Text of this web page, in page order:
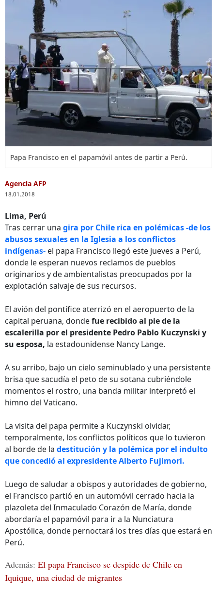
Papa Francisco en el papamóvil antes de partir a Perú.
Agencia AFP
18.01.2018
Lima, Perú
Tras cerrar una gira por Chile rica en polémicas -de los
abusos sexuales en la Iglesia a los conflictos
indígenas- el papa Francisco llegó este jueves a Perú,
donde le esperan nuevos reclamos de pueblos
originarios y de ambientalistas preocupados por la
explotación salvaje de sus recursos.
El avión del pontífice aterrizó en el aeropuerto de la
capital peruana, dondefue recibido al pie de la
escalerilla por el presidente Pedro Pablo Kuczynski y
su esposa, la estadounidense Nancy Lange.
A su arribo, bajo un cielo seminublado y una persistente
brisa que sacudía el peto de su sotana cubriéndole
momentos el rostro, una banda militar interpretó el
himno del Vaticano.
La visita del papa permite a Kuczynski olvidar,
temporalmente, los conflictos políticos que lo tuvieron
al borde de la destitución y la polémica por el indulto
que concedió al expresidente Alberto Fujimori.
Luego de saludar a obispos y autoridades de gobierno,
el Francisco partió en un automóvil cerrado hacia la
plazoleta del Inmaculado Corazón de María, donde
abordaría el papamóvil para ir a la Nunciatura
Apostólica, donde pernoctará los tres días que estará en
Perú.
Además: El papa Francisco se despide de Chile en
Iquique, una ciudad de migrantes